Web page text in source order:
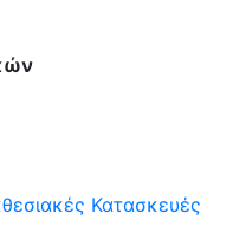
Κατασκευές